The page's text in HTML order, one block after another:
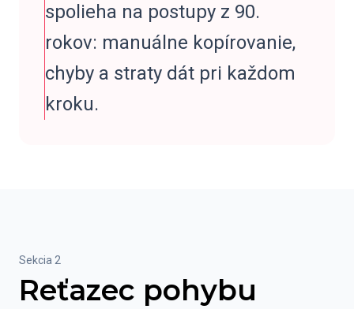
spolieha na postupy z 90.
rokov: manuálne kopírovanie,
chyby a straty dát pri každom
kroku.
Sekcia 2
Reťazec pohybu